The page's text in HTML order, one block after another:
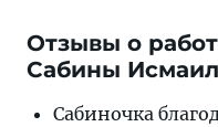
Отзывы о
Сабины
Сабиночка